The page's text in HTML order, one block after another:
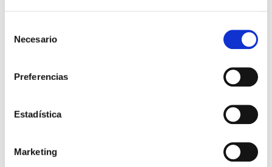
Necesario
Preferencias
Estadística
Marketing
combustibles gaseosos. Polietileno (PE). (EN 1555-1, -2,
Sistemas de tubería plástica para edificación